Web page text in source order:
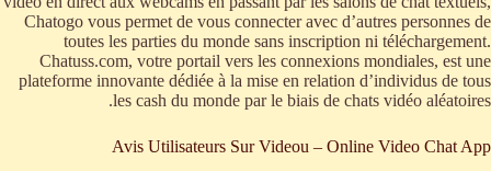
Chatogo vous permet de vous connecter avec d’autres personnes de
toutes les parties du monde sans inscription ni téléchargement.
Chatuss.com, votre portail vers les connexions mondiales, est une
plateforme innovante dédiée à la mise en relation d’individus de tous
les cash du monde par le biais de chats vidéo aléatoires.
Avis Utilisateurs Sur Videou – Online Video Chat App